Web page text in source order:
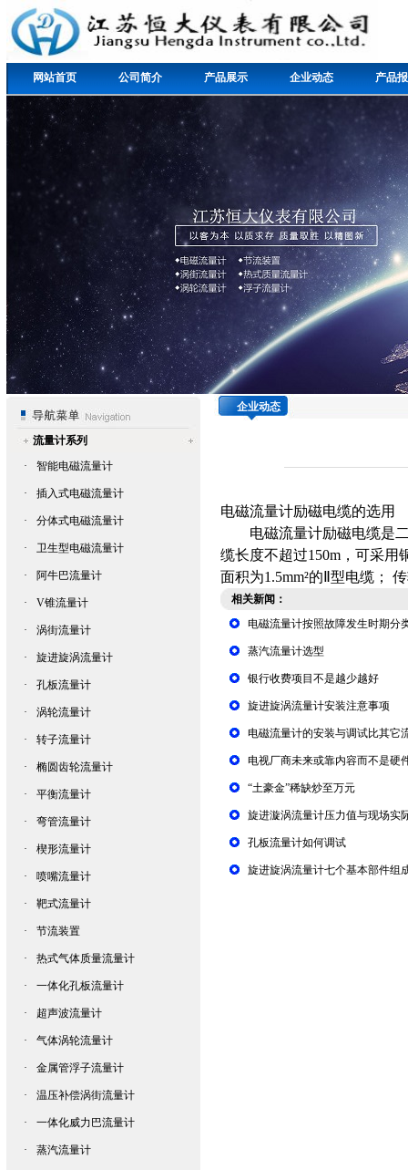
网站首页 公司简介 产品展示 企业动态 产品
流量计系列
·
智能电磁流量计
· 插入式电磁流量计
· 分体式电磁流量计
· 卫生型电磁流量计
· 阿牛巴流量计
· V锥流量计
· 涡街流量计
· 旋进旋涡流量计
· 孔板流量计
· 涡轮流量计
· 转子流量计
· 椭圆齿轮流量计
· 平衡流量计
· 弯管流量计
· 楔形流量计
· 喷嘴流量计
· 靶式流量计
· 节流装置
· 热式气体质量流量计
· 一体化孔板流量计
· 超声波流量计
· 气体涡轮流量计
· 金属管浮子流量计
· 温压补偿涡街流量计
· 一体化威力巴流量计
· 蒸汽流量计
企业动态
电磁流量计励磁电缆的选用
电磁流量计励磁电缆是
缆长度不超过150m，可采用
面积为1.5mm²的Ⅱ型电缆；
相关新闻：
电磁流量计按照故障发生时期分
蒸汽流量计选型
银行收费项目不是越少越好
旋进旋涡流量计安装注意事项
电磁流量计的安装与调试比其它
电视厂商未来或靠内容而不是硬
“土豪金”稀缺炒至万元
旋进漩涡流量计压力值与现场实
孔板流量计如何调试
旋进旋涡流量计七个基本部件组